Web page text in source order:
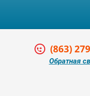
(863)
Обратная